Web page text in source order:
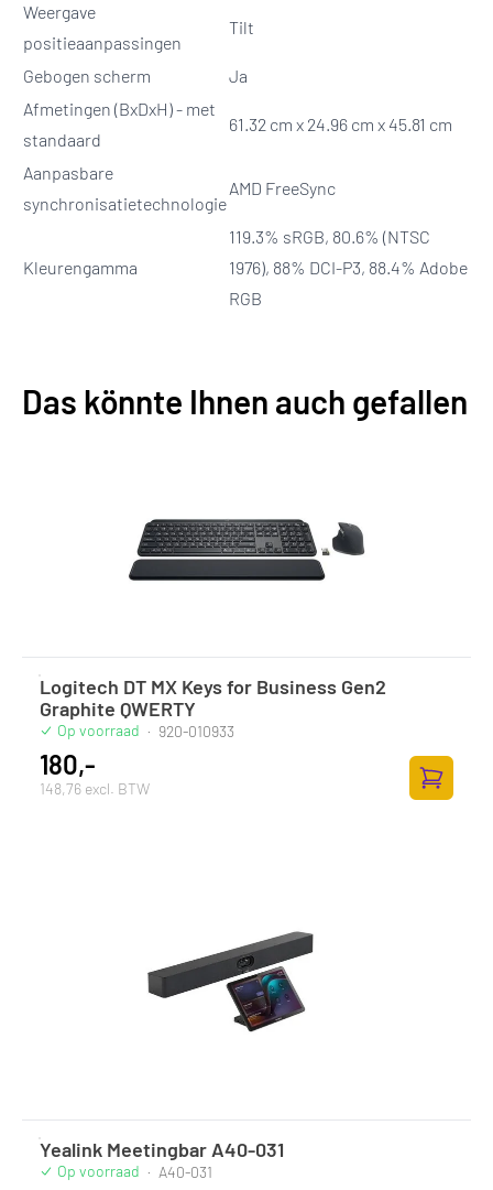
Weergave
positieaanpassingen
Tilt
Gebogen scherm
Ja
Afmetingen (BxDxH) - met
standaard
61.32 cm x 24.96 cm x 45.81 cm
Aanpasbare
synchronisatietechnologie
AMD FreeSync
Kleurengamma
119.3% sRGB, 80.6% (NTSC
1976), 88% DCI-P3, 88.4% Adobe
RGB
Das könnte Ihnen auch gefallen
Logitech DT MX Keys for Business Gen2
Graphite QWERTY
Op voorraad · 920-010933
180,-
148,76 excl. BTW
Zum
Yealink Meetingbar A40-031
Op voorraad · A40-031